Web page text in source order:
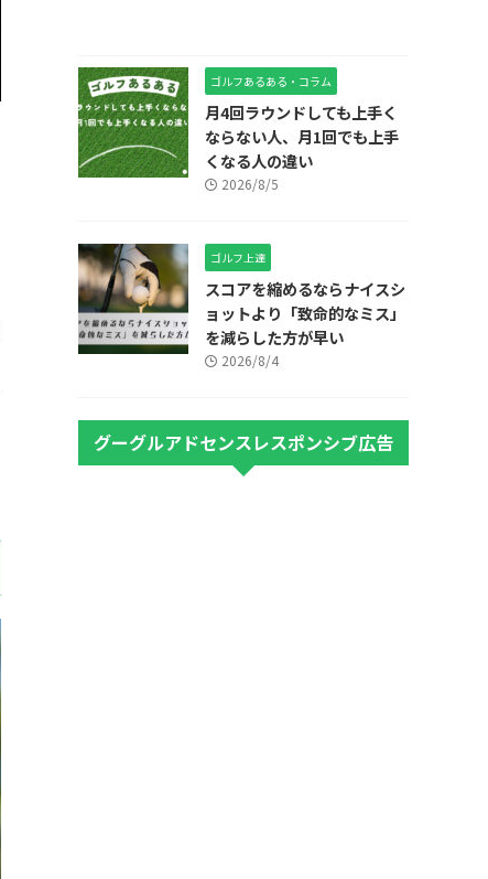
ゴルフあるある・コラム
月4回ラウンドしても上手く
ならない人、月1回でも上手
くなる人の違い
2026/8/5
ゴルフ上達
スコアを縮めるならナイスシ
ョットより「致命的なミス」
を減らした方が早い
2026/8/4
グーグルアドセンスレスポンシブ広告